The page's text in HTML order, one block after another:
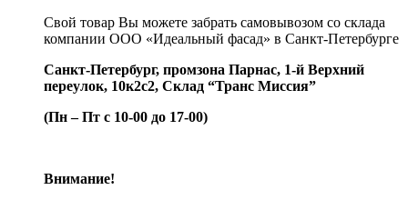
Свой товар Вы можете забрать самовывозом со склада
компании ООО «Идеальный фасад» в Санкт-Петербурге
Санкт-Петербург, промзона Парнас, 1-й Верхний
переулок, 10к2с2, Склад “Транс Миссия”
(Пн – Пт с 10-00 до 17-00)
Внимание!